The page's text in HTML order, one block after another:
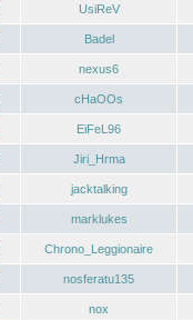
UsiReV
Badel
nexus6
cHaOOs
EiFeL96
Jiri_Hrma
jacktalking
marklukes
Chrono_Leggionaire
nosferatu135
nox